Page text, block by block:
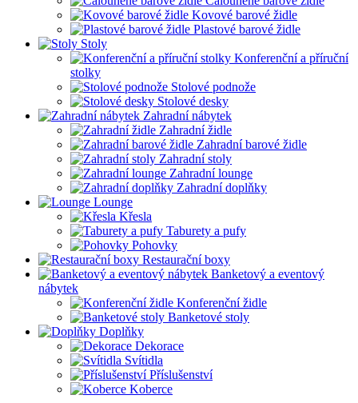
Kovové barové židle
Plastové barové židle
Stoly
Konferenční a příruční
stolky
Stolové podnože
Stolové desky
Zahradní nábytek
Zahradní židle
Zahradní barové židle
Zahradní stoly
Zahradní lounge
Zahradní doplňky
Lounge
Křesla
Taburety a pufy
Pohovky
Restaurační boxy
Banketový a eventový
nábytek
Konferenční židle
Banketové stoly
Doplňky
Dekorace
Svítidla
Příslušenství
Koberce